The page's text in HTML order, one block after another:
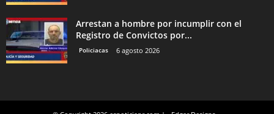
Arrestan a hombre por incumplir con el
Registro de Convictos por...
Policiacas 6 agosto 2026